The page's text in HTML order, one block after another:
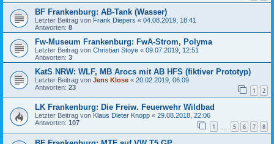
BF Frankenburg: AB-Tank (Wasser)
Letzter Beitrag von Frank Diepers « 04.08.2019, 18:41
Antworten: 8
Fw-Museum Frankenburg: FwA-Strom, Polyma
Letzter Beitrag von Christian Stoye « 09.07.2019, 12:51
Antworten: 3
KatS NRW: WLF, MB Arocs mit AB HFS (fiktiver Prototyp)
Letzter Beitrag von Jens Klose « 20.02.2019, 06:09
Antworten: 23 1 2
LK Frankenburg: Die Freiw. Feuerwehr Wildbad
Letzter Beitrag von Klaus Dieter Knopp « 29.08.2018, 22:06
Antworten: 107 1 5 6 7 8